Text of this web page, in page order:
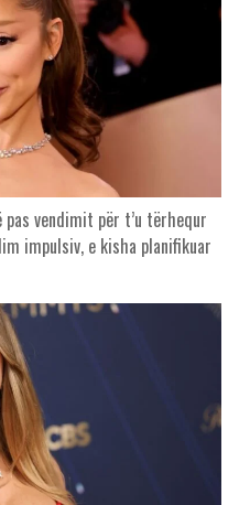
vendimit për t’u tërhequr
impulsiv, e kisha planifikuar